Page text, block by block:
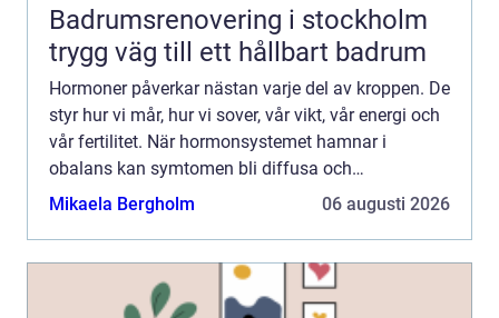
Badrumsrenovering i stockholm
trygg väg till ett hållbart badrum
Hormoner påverkar nästan varje del av kroppen. De
styr hur vi mår, hur vi sover, vår vikt, vår energi och
vår fertilitet. När hormonsystemet hamnar i
obalans kan symtomen bli diffusa och
långdragna. Många upplever trötthet,
Mikaela Bergholm 06 augusti 2026